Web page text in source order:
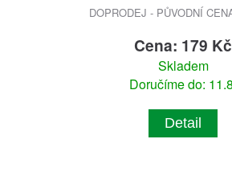
DOPRODEJ - PŮVODNÍ
Cena: 179 Kč
Skladem
Doručíme do:
Detail